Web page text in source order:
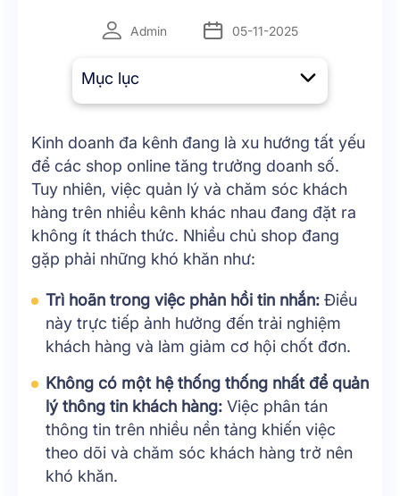
Admin 05-11-2025
Mục lục
Kinh doanh đa kênh đang là xu hướng tất yếu
để các shop online tăng trưởng doanh số.
Tuy nhiên, việc quản lý và chăm sóc khách
hàng trên nhiều kênh khác nhau đang đặt ra
không ít thách thức. Nhiều chủ shop đang
gặp phải những khó khăn như:
Trì hoãn trong việc phản hồi tin nhắn: Điều
này trực tiếp ảnh hưởng đến trải nghiệm
khách hàng và làm giảm cơ hội chốt đơn.
Không có một hệ thống thống nhất để quản
lý thông tin khách hàng: Việc phân tán
thông tin trên nhiều nền tảng khiến việc
theo dõi và chăm sóc khách hàng trở nên
khó khăn.